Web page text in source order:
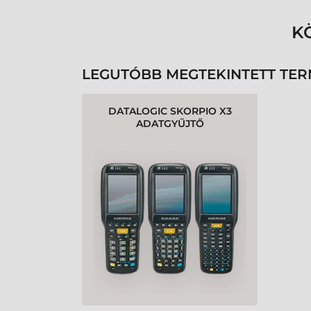
LEGUTÓBB MEGTEKINTETT
DATALOGIC SKORPIO X3
ADATGYŰJTŐ